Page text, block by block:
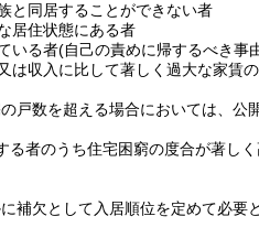
と同居することができない者
居住状態にある者
いる者(自己の責めに帰するべき事
収入に比して著しく過大な家賃
戸数を超える場合においては、公
る者のうち住宅困窮の度合が著し
補欠として入居順位を定めて必要